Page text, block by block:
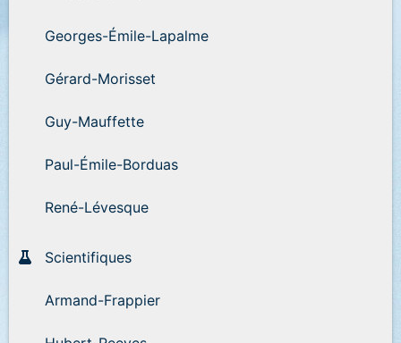
Georges-Émile-Lapalme
Gérard-Morisset
Guy-Mauffette
Paul-Émile-Borduas
René-Lévesque
Scientifiques
Armand-Frappier